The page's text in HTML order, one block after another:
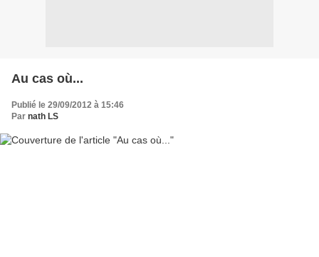
Au cas où...
Publié le 29/09/2012 à 15:46
Par nath LS